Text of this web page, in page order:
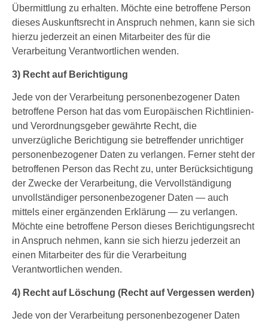
Übermittlung zu erhalten. Möchte eine betroffene Person
dieses Auskunftsrecht in Anspruch nehmen, kann sie sich
hierzu jederzeit an einen Mitarbeiter des für die
Verarbeitung Verantwortlichen wenden.
3) Recht auf Berichtigung
Jede von der Verarbeitung personenbezogener Daten
betroffene Person hat das vom Europäischen Richtlinien-
und Verordnungsgeber gewährte Recht, die
unverzügliche Berichtigung sie betreffender unrichtiger
personenbezogener Daten zu verlangen. Ferner steht der
betroffenen Person das Recht zu, unter Berücksichtigung
der Zwecke der Verarbeitung, die Vervollständigung
unvollständiger personenbezogener Daten — auch
mittels einer ergänzenden Erklärung — zu verlangen.
Möchte eine betroffene Person dieses Berichtigungsrecht
in Anspruch nehmen, kann sie sich hierzu jederzeit an
einen Mitarbeiter des für die Verarbeitung
Verantwortlichen wenden.
4) Recht auf Löschung (Recht auf Vergessen werden)
Jede von der Verarbeitung personenbezogener Daten